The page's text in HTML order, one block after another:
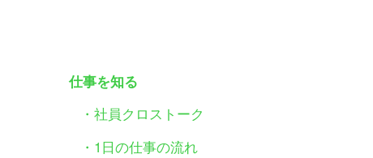
仕事を知る
・社員クロストーク
・1日の仕事の流れ